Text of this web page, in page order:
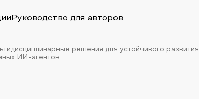
Руководство для авторов
решения для устойчивого развития
ИИ-агентов